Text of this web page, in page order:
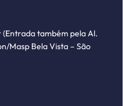
(Entrada também pela Al.
Masp Bela Vista – São